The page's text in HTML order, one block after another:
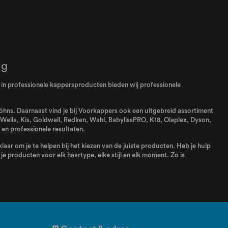
professionele kappersproducten bieden wij professionele
Daarnaast vind je bij Voorkappers ook een uitgebreid assortiment
Wella, Kis, Goldwell , Redken, Wahl , BabylissPRO, K18, Olaplex, Dyson,
professionele resultaten.
om je te helpen bij het kiezen van de juiste producten. Heb je hulp
producten voor elk haartype, elke stijl en elk moment. Zo is